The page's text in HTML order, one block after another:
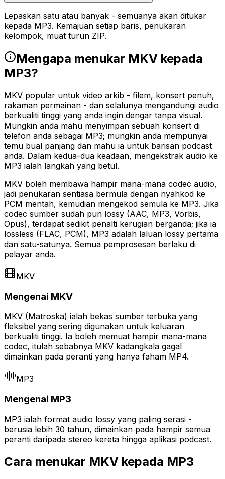
Lepaskan satu atau banyak - semuanya akan ditukar
kepada MP3. Kemajuan setiap baris, penukaran
kelompok, muat turun ZIP.
Mengapa menukar MKV kepada
MP3?
MKV popular untuk video arkib - filem, konsert penuh,
rakaman permainan - dan selalunya mengandungi audio
berkualiti tinggi yang anda ingin dengar tanpa visual.
Mungkin anda mahu menyimpan sebuah konsert di
telefon anda sebagai MP3; mungkin anda mempunyai
temu bual panjang dan mahu ia untuk barisan podcast
anda. Dalam kedua-dua keadaan, mengekstrak audio ke
MP3 ialah langkah yang betul.
MKV boleh membawa hampir mana-mana codec audio,
jadi penukaran sentiasa bermula dengan nyahkod ke
PCM mentah, kemudian mengekod semula ke MP3. Jika
codec sumber sudah pun lossy (AAC, MP3, Vorbis,
Opus), terdapat sedikit penalti kerugian berganda; jika ia
lossless (FLAC, PCM), MP3 adalah laluan lossy pertama
dan satu-satunya. Semua pemprosesan berlaku di
pelayar anda.
MKV
Mengenai MKV
MKV (Matroska) ialah bekas sumber terbuka yang
fleksibel yang sering digunakan untuk keluaran
berkualiti tinggi. Ia boleh memuat hampir mana-mana
codec, itulah sebabnya MKV kadangkala gagal
dimainkan pada peranti yang hanya faham MP4.
MP3
Mengenai MP3
MP3 ialah format audio lossy yang paling serasi -
berusia lebih 30 tahun, dimainkan pada hampir semua
peranti daripada stereo kereta hingga aplikasi podcast.
Cara menukar MKV kepada MP3